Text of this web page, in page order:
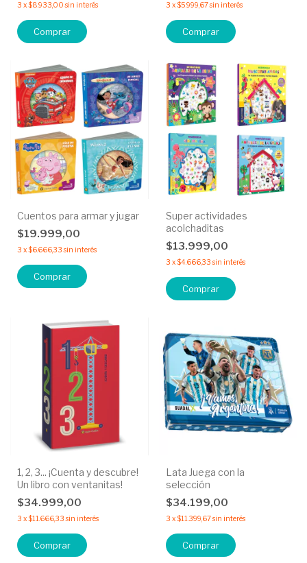
3 x$8.933,00 sin interés
Comprar
3 x$5.999,67sin interés
Comprar
Cuentos para armar y jugar
$19.999,00
3 x$6.666,33 sin interés
Comprar
Super actividades
acolchaditas
$13.999,00
3 x$4.666,33 sin interés
Comprar
1, 2, 3... ¡Cuenta y descubre!
Un libro con ventanitas!
$34.999,00
3 x$11.666,33 sin interés
Lata Juega con la
selección
$34.199,00
3 x$11.399,67sin interés